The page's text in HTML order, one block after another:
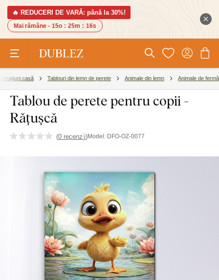
🔥 REDUCERI DE VARĂ: până la 30%!
Mai rămâne - 15o : 25m : 15s
casă Tablouri din lemn de perete Animale din lemn Animale de fermă
Tablou de perete pentru copii -
Rățușcă
(0 recenzii)Model: DFO-OZ-0077